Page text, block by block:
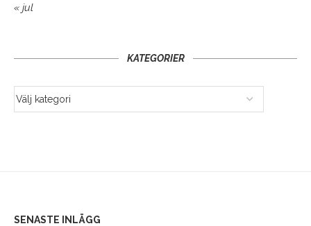
« jul
KATEGORIER
SENASTE INLÄGG